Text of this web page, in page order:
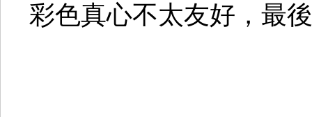
彩色真心不太友好，最